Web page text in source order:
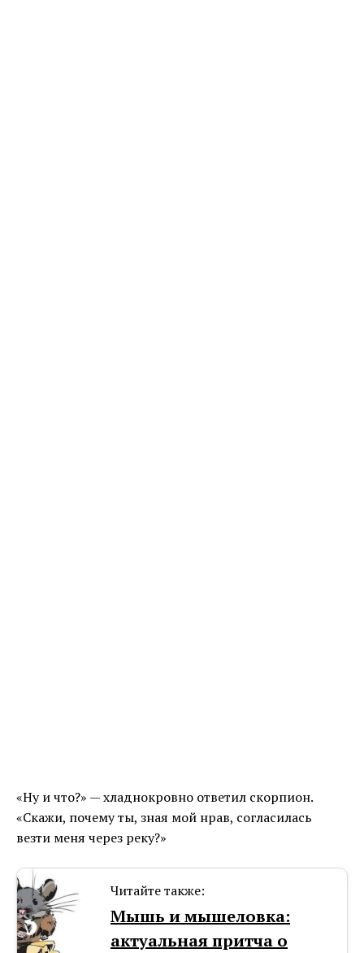
«Ну и что?» — хладнокровно ответил скорпион.
«Скажи, почему ты, зная мой нрав, согласилась
везти меня через реку?»
Читайте также:
Мышь и мышеловка:
актуальная притча о